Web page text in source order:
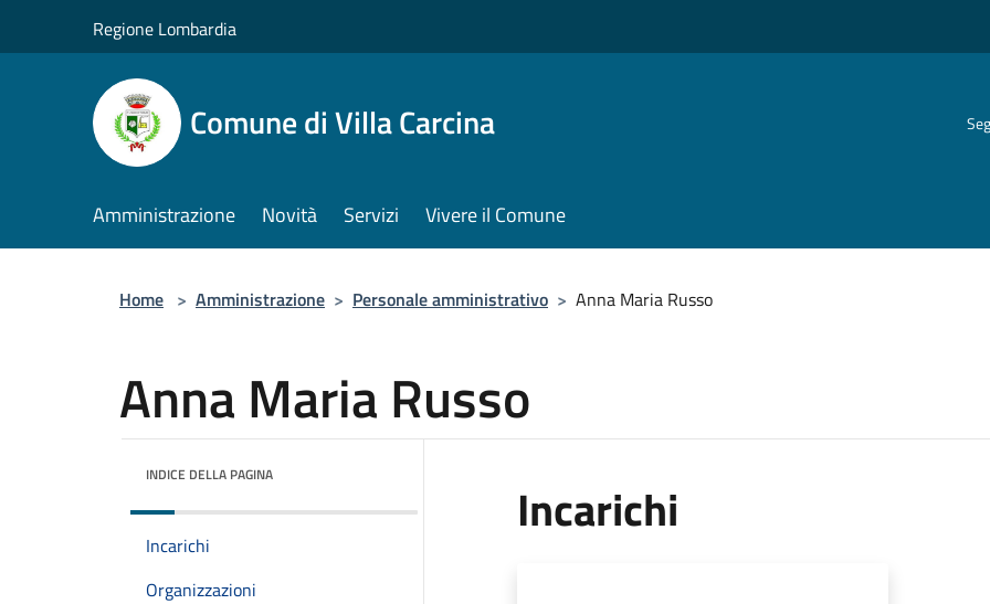
Regione Lombardia
Comune di Villa Carcina
Amministrazione Novità Servizi Vivere il Comune
Home > Amministrazione > Personale amministrativo > Anna Maria Russo
Anna Maria Russo
INDICE DELLA PAGINA
Incarichi
Organizzazioni
Incarichi